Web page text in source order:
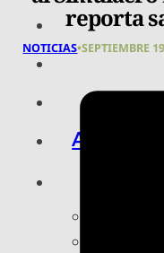
ARTE,
reporta
NOTICIAS•SEPTIEMBRE